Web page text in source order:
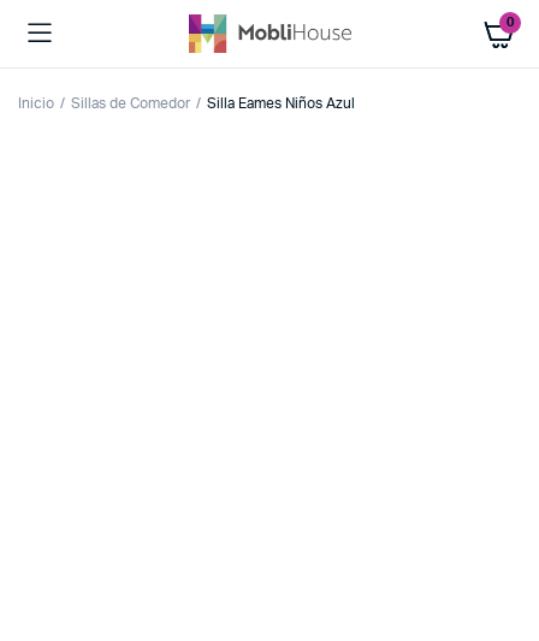
0
Inicio Sillas de Comedor Silla Eames Niños Azul